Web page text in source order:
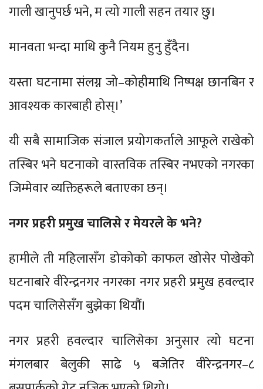
गाली खानुपर्छ भने, म त्यो गाली सहन तयार छु।
मानवता भन्दा माथि कुनै नियम हुनु हुँदैन।
यस्ता घटनामा संलग्न जो–कोहीमाथि निष्पक्ष छानबिन र
आवश्यक कारबाही होस्।’
यी सबै सामाजिक संजाल प्रयोगकर्ताले आफूले राखेको
तस्बिर भने घटनाको वास्तविक तस्बिर नभएको नगरका
जिम्मेवार व्यक्तिहरूले बताएका छन्।
नगर प्रहरी प्रमुख चालिसे र मेयरले के भने?
हामीले ती महिलासँग डोकोको काफल खोसेर पोखेको
घटनाबारे वीरेन्द्रनगर नगरका नगर प्रहरी प्रमुख हवल्दार
पदम चालिसेसँग बुझेका थियौं।
नगर प्रहरी हवल्दार चालिसेका अनुसार त्यो घटना
मंगलबार बेलुकी साढे ५ बजेतिर वीरेन्द्रनगर–८